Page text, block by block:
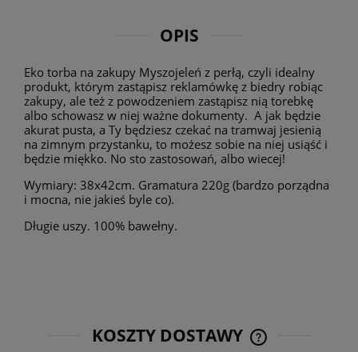
OPIS
Eko torba na zakupy Myszojeleń z perłą, czyli idealny
produkt, którym zastąpisz reklamówkę z biedry robiąc
zakupy, ale też z powodzeniem zastąpisz nią torebkę
albo schowasz w niej ważne dokumenty. A jak będzie
akurat pusta, a Ty będziesz czekać na tramwaj jesienią
na zimnym przystanku, to możesz sobie na niej usiąść i
będzie miękko. No sto zastosowań, albo wiecej!
Wymiary: 38x42cm. Gramatura 220g (bardzo porządna
i mocna, nie jakieś byle co).
Długie uszy. 100% bawełny.
KOSZTY DOSTAWY
CENA NIE